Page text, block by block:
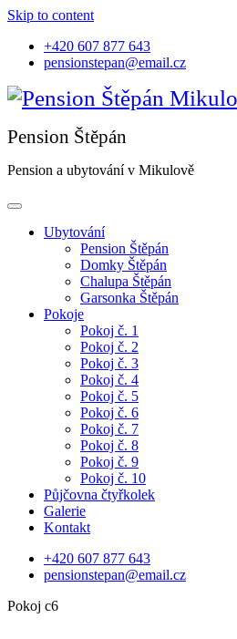
Skip to content
+420 607 877 643
pensionstepan@email.cz
Pension a ubytování v Mikulově
Ubytování
Pension Štěpán
Domky Štěpán
Chalupa Štěpán
Garsonka Štěpán
Pokoje
Pokoj č. 1
Pokoj č. 2
Pokoj č. 3
Pokoj č. 4
Pokoj č. 5
Pokoj č. 6
Pokoj č. 7
Pokoj č. 8
Pokoj č. 9
Pokoj č. 10
Půjčovna čtyřkolek
Galerie
Kontakt
+420 607 877 643
pensionstepan@email.cz
Pokoj c6